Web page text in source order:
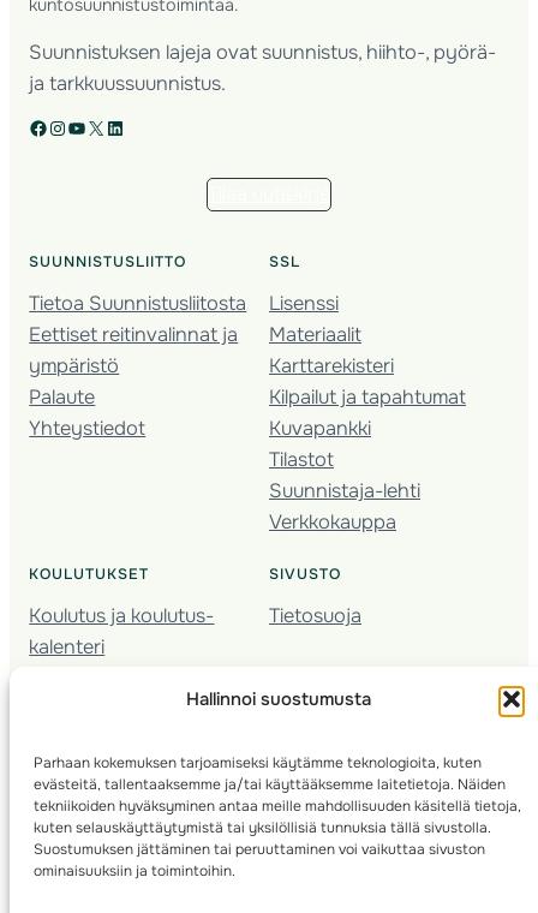
Hallinnoi suostumusta
Parhaan kokemuksen tarjoamiseksi käytämme teknologioita, kuten
evästeitä, tallentaaksemme ja/tai käyttääksemme laitetietoja. Näiden
tekniikoiden hyväksyminen antaa meille mahdollisuuden käsitellä tietoja,
kuten selauskäyttäytymistä tai yksilöllisiä tunnuksia tällä sivustolla.
Suostumuksen jättäminen tai peruuttaminen voi vaikuttaa sivuston
ominaisuuksiin ja toimintoihin.
kuntosuunnistustoimintaa.
Suunnistuksen lajeja ovat suunnistus, hiihto-, pyörä-
ja tarkkuussuunnistus.
Facebook Instagram YouTube X LinkedIn
SUUNNISTUSLIITTO
Tietoa Suunnistusliitosta
Eettiset reitinvalinnat ja
ympäristö
Palaute
Yhteystiedot
SSL
Lisenssi
Materiaalit
Karttarekisteri
Kilpailut ja tapahtumat
Kuvapankki
Tilastot
Suunnistaja-lehti
Verkkokauppa
KOULUTUKSET
Koulutus ja koulutus­
kalenteri
Seura­kehittäminen
Kartoitus
Ratamestari
SIVUSTO
Tietosuoja
© 2025 ·Suomen Suunnistusliitto· Valimotie 10, 00380 Helsinki, Finland